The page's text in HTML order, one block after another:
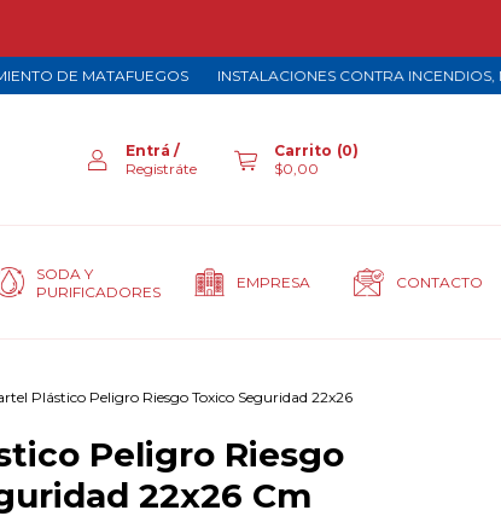
MATAFUEGOS INSTALACIONES CONTRA INCENDIOS,
Entrá /
Registráte
Carrito (0)
$0,00
SODA Y
PURIFICADORES
EMPRESA CONTACTO
Plástico Peligro Riesgo Toxico Seguridad 22x26
Peligro Riesgo
22x26 Cm